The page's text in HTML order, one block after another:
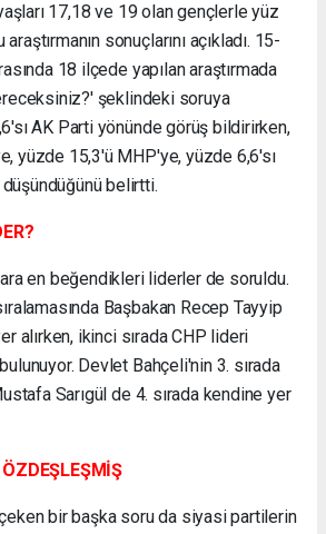
17,18 ve 19 olan gençlerle yüz
sonuçlarını açıkladı. 15-
18 ilçede yapılan araştırmada
şeklindeki soruya
AK Parti yönünde görüş bildirirken,
yüzde 15,3'ü MHP'ye, yüzde 6,6'sı
belirtti.
en beğendikleri liderler de soruldu.
Başbakan Recep Tayyip
alırken, ikinci sırada CHP lideri
Devlet Bahçeli'nin 3. sırada
Sarıgül de 4. sırada kendine yer
bir başka soru da siyasi partilerin